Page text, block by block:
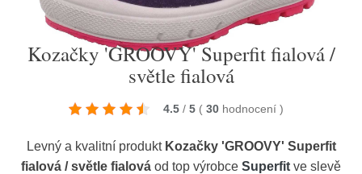
Kozačky 'GROOVY' Superfit fialová /
světle fialová
4.5 / 5 ( 30 hodnocení )
Levný a kvalitní produkt Kozačky 'GROOVY' Superfit
fialová / světle fialová od top výrobce Superfit ve slevě